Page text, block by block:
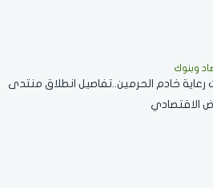
وبنوك
رعاية خادم الحرمين..تفاصيل انطلاق منتدى
الاقتصادي